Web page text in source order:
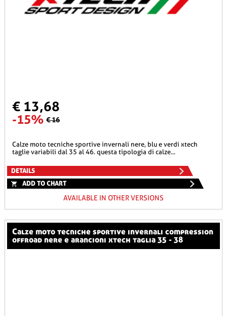
€ 13,68
-15% € 16
calze moto tecniche sportive invernali nere, blu e verdi xtech
taglie variabili dal 35 al 46. questa tipologia di calze...
DETAILS
ADD TO CHART
AVAILABLE IN OTHER VERSIONS
calze moto tecniche sportive invernali compression
offroad nere e arancioni xtech taglia 35 - 38